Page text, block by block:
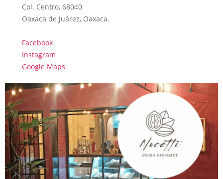
Col. Centro, 68040
Oaxaca de Juárez, Oaxaca.
Facebook
Instagram
Google Maps